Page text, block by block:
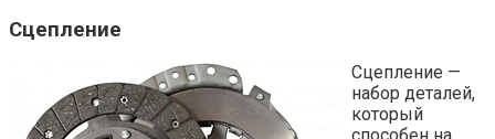
Сцепление
Сцепление —
набор деталей,
который